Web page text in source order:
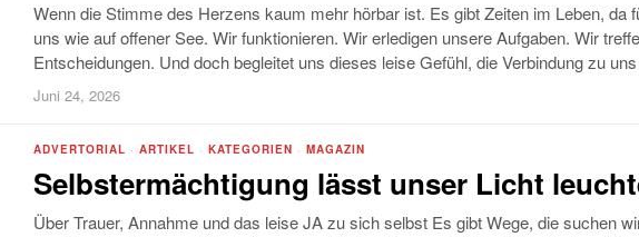
Wenn die Stimme des Herzens kaum mehr hörbar ist. Es gibt Zeiten im Leben, da
uns wie auf offener See. Wir funktionieren. Wir erledigen unsere Aufgaben. Wir
Entscheidungen. Und doch begleitet uns dieses leise Gefühl, die Verbindung zu uns
Juni 24, 2026
ADVERTORIAL · ARTIKEL · KATEGORIEN · MAGAZIN
Selbstermächtigung lässt unser Licht
Über Trauer, Annahme und das leise JA zu sich selbst Es gibt Wege, die suchen